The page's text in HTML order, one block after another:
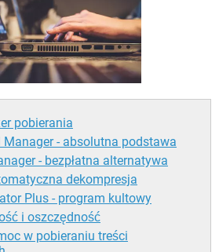
FACEBOOK
pobierania
Manager - absolutna podstawa
- bezpłatna alternatywa
dekompresja
Plus - program kultowy
i oszczędność
w pobieraniu treści